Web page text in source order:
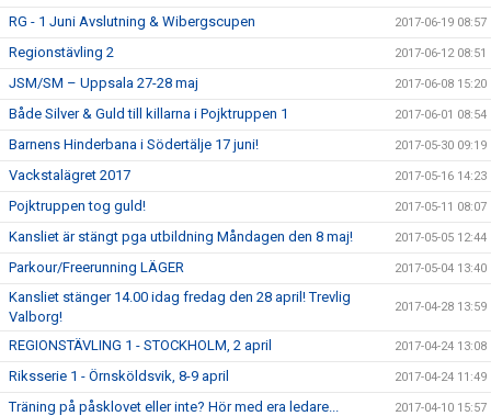
RG - 1 Juni Avslutning & Wibergscupen 2017-06-19 08:57
Regionstävling 2 2017-06-12 08:51
JSM/SM – Uppsala 27-28 maj 2017-06-08 15:20
Både Silver & Guld till killarna i Pojktruppen 1 2017-06-01 08:54
Barnens Hinderbana i Södertälje 17 juni! 2017-05-30 09:19
Vackstalägret 2017 2017-05-16 14:23
Pojktruppen tog guld! 2017-05-11 08:07
Kansliet är stängt pga utbildning Måndagen den 8 maj! 2017-05-05 12:44
Parkour/Freerunning LÄGER 2017-05-04 13:40
Kansliet stänger 14.00 idag fredag den 28 april! Trevlig
Valborg!
2017-04-28 13:59
REGIONSTÄVLING 1 - STOCKHOLM, 2 april 2017-04-24 13:08
Riksserie 1 - Örnsköldsvik, 8-9 april 2017-04-24 11:49
Träning på påsklovet eller inte? Hör med era ledare... 2017-04-10 15:57